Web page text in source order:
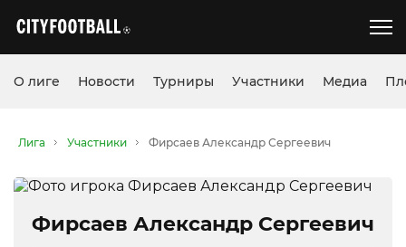
О лиге Новости Турниры Участники Медиа
Лига Участники Фирсаев Александр Сергеевич
Фирсаев Александр Сергеевич